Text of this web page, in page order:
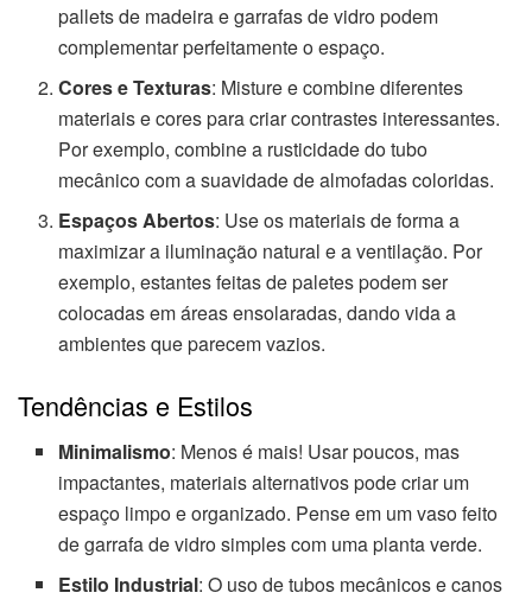
pallets de madeira e garrafas de vidro podem
complementar perfeitamente o espaço.
Cores e Texturas: Misture e combine diferentes
materiais e cores para criar contrastes interessantes.
Por exemplo, combine a rusticidade do tubo
mecânico com a suavidade de almofadas coloridas.
Espaços Abertos: Use os materiais de forma a
maximizar a iluminação natural e a ventilação. Por
exemplo, estantes feitas de paletes podem ser
colocadas em áreas ensolaradas, dando vida a
ambientes que parecem vazios.
Tendências e Estilos
Minimalismo: Menos é mais! Usar poucos, mas
impactantes, materiais alternativos pode criar um
espaço limpo e organizado. Pense em um vaso feito
de garrafa de vidro simples com uma planta verde.
Estilo Industrial: O uso de tubos mecânicos e canos